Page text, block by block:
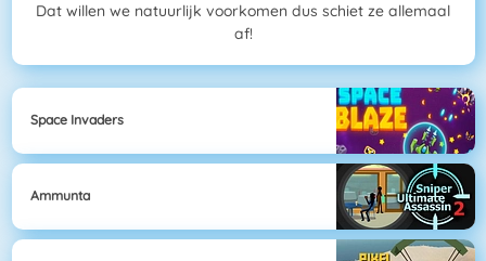
Dat willen we natuurlijk voorkomen dus schiet ze allemaal
af!
Space Invaders
Ammunta